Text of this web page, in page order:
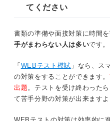
てください
書類の準備や面接対策に時間を
手がまわらない人は多いです。
「 WEBテスト模試 」なら、ス
の対策をすることができます。
出題 。テストを受け終わった
て苦手分野の対策が出来ますよ
問題20（難易度：★★★☆☆
問題21（難易度：
問題23（難易度：
問題24（難易度：★★★★☆